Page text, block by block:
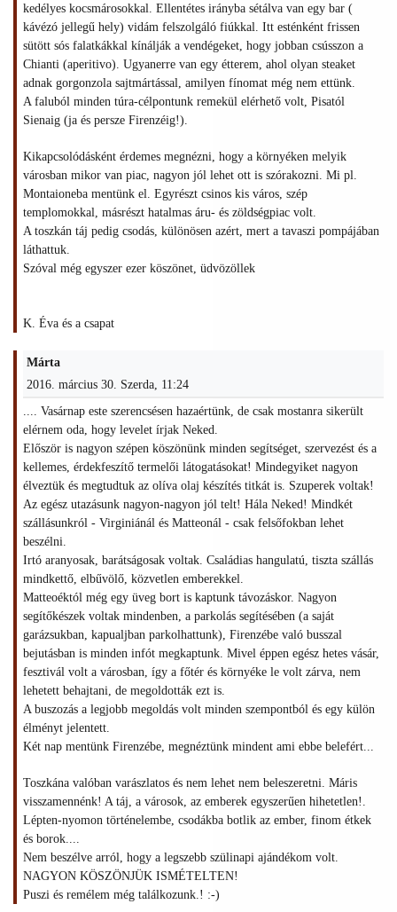
kedélyes kocsmárosokkal. Ellentétes irányba sétálva van egy bar (
kávézó jellegű hely) vidám felszolgáló fiúkkal. Itt esténként frissen
sütött sós falatkákkal kínálják a vendégeket, hogy jobban csússzon a
Chianti (aperitivo). Ugyanerre van egy étterem, ahol olyan steaket
adnak gorgonzola sajtmártással, amilyen fínomat még nem ettünk.
A faluból minden túra-célpontunk remekül elérhető volt, Pisatól
Sienaig (ja és persze Firenzéig!).
Kikapcsolódásként érdemes megnézni, hogy a környéken melyik
városban mikor van piac, nagyon jól lehet ott is szórakozni. Mi pl.
Montaioneba mentünk el. Egyrészt csinos kis város, szép
templomokkal, másrészt hatalmas áru- és zöldségpiac volt.
A toszkán táj pedig csodás, különösen azért, mert a tavaszi pompájában
láthattuk.
Szóval még egyszer ezer köszönet, üdvözöllek
K. Éva és a csapat
Márta
2016. március 30. Szerda, 11:24
.... Vasárnap este szerencsésen hazaértünk, de csak mostanra sikerült
elérnem oda, hogy levelet írjak Neked.
Először is nagyon szépen köszönünk minden segítséget, szervezést és a
kellemes, érdekfeszítő termelői látogatásokat! Mindegyiket nagyon
élveztük és megtudtuk az olíva olaj készítés titkát is. Szuperek voltak!
Az egész utazásunk nagyon-nagyon jól telt! Hála Neked! Mindkét
szállásunkról - Virginiánál és Matteonál - csak felsőfokban lehet
beszélni.
Irtó aranyosak, barátságosak voltak. Családias hangulatú, tiszta szállás
mindkettő, elbűvölő, közvetlen emberekkel.
Matteoéktól még egy üveg bort is kaptunk távozáskor. Nagyon
segítőkészek voltak mindenben, a parkolás segítésében (a saját
garázsukban, kapualjban parkolhattunk), Firenzébe való busszal
bejutásban is minden infót megkaptunk. Mivel éppen egész hetes vásár,
fesztivál volt a városban, így a főtér és környéke le volt zárva, nem
lehetett behajtani, de megoldották ezt is.
A buszozás a legjobb megoldás volt minden szempontból és egy külön
élményt jelentett.
Két nap mentünk Firenzébe, megnéztünk mindent ami ebbe belefért...
Toszkána valóban varászlatos és nem lehet nem beleszeretni. Máris
visszamennénk! A táj, a városok, az emberek egyszerűen hihetetlen!.
Lépten-nyomon történelembe, csodákba botlik az ember, finom étkek
és borok....
Nem beszélve arról, hogy a legszebb szülinapi ajándékom volt.
NAGYON KÖSZÖNJÜK ISMÉTELTEN!
Puszi és remélem még találkozunk.! :-)